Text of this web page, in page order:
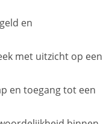
en
met uitzicht op een
en toegang tot een